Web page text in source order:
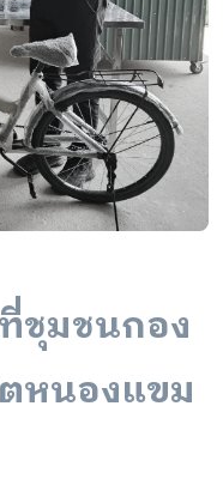
ชุมชนกอง
หนองแขม